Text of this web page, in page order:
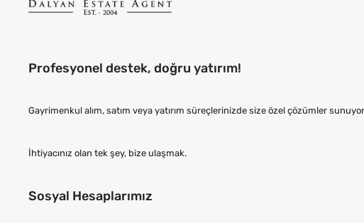
Profesyonel destek, doğru yatırım!
Gayrimenkul alım, satım veya yatırım süreçlerinizde size özel çözümler
İhtiyacınız olan tek şey, bize ulaşmak.
Sosyal Hesaplarımız